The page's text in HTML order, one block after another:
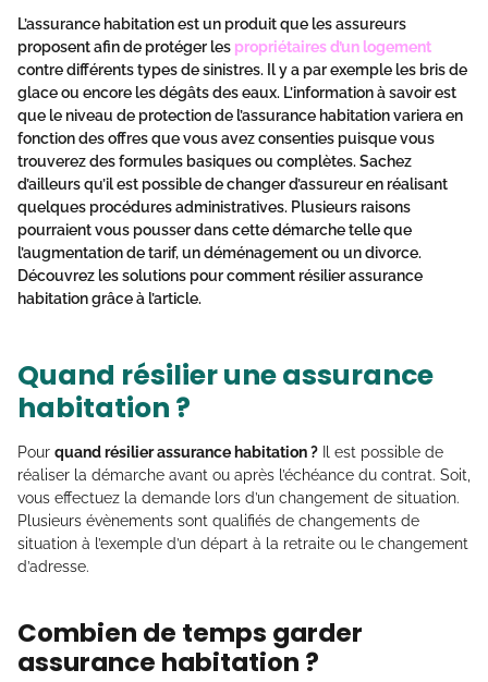
L’assurance habitation est un produit que les assureurs
proposent afin de protéger les propriétaires d’un logement
contre différents types de sinistres. Il y a par exemple les bris de
glace ou encore les dégâts des eaux. L’information à savoir est
que le niveau de protection de l’assurance habitation variera en
fonction des offres que vous avez consenties puisque vous
trouverez des formules basiques ou complètes. Sachez
d’ailleurs qu’il est possible de changer d’assureur en réalisant
quelques procédures administratives. Plusieurs raisons
pourraient vous pousser dans cette démarche telle que
l’augmentation de tarif, un déménagement ou un divorce.
Découvrez les solutions pourcomment résilier assurance
habitationgrâce à l’article.
Quand résilier une assurance
habitation ?
Pour quand résilier assurance habitation ? Il est possible de
réaliser la démarche avant ou après l’échéance du contrat. Soit,
vous effectuez la demande lors d’un changement de situation.
Plusieurs évènements sont qualifiés de changements de
situation à l’exemple d’un départ à la retraite ou le changement
d’adresse.
Combien de temps garder
assurance habitation ?